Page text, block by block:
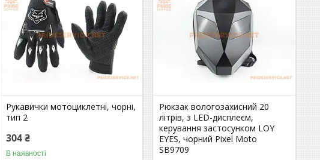
Рукавички мотоциклетні, чорні,
тип 2
304 ₴
В наявності
Рюкзак вологозахисний 20
літрів, з LED-дисплеєм,
керування застосунком LOY
EYES, чорний Pixel Moto
SB9709